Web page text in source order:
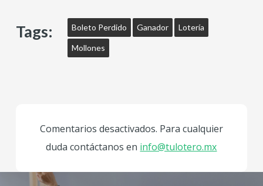
Tags: Boleto Perdido Ganador Lotería
Mollones
Comentarios desactivados. Para cualquier
duda contáctanos en info@tulotero.mx